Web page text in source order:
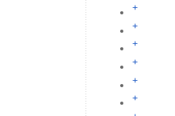
+
+
+
+
+
+